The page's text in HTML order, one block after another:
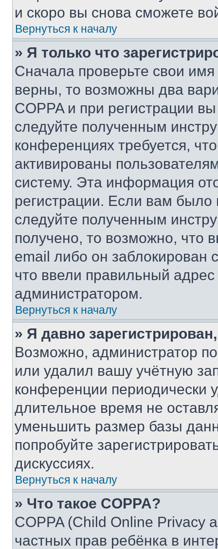
и скоро вы снова сможете
Вернуться к началу
» Я только что
Сначала проверьте свои
верны, то возможны два
COPPA и при регистрации
следуйте полученным
конференциях требуется,
активированы
систему. Эта информация
регистрации. Если вам
следуйте полученным
получено, то возможно, что
email либо он
что ввели правильный адрес
администратором.
Вернуться к началу
» Я давно
Возможно, администратор
или удалил вашу учётную
конференции периодически
длительное время не
уменьшить размер базы
попробуйте
дискуссиях.
Вернуться к началу
» Что такое COPPA?
COPPA (Child Online Privacy
частных прав ребёнка в